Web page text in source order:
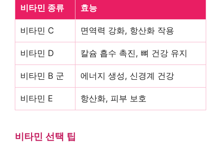
비타민 종류 효능
비타민 C 면역력 강화, 항산화 작용
비타민 D 칼슘 흡수 촉진, 뼈 건강 유지
비타민 B 군 에너지 생성, 신경계 건강
비타민 E 항산화, 피부 보호
비타민 선택 팁